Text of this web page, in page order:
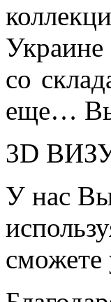
со
еще…
3D
У нас Вы